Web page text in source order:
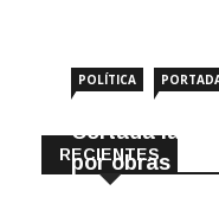
RECIENTES
POLÍTICA
Cortada la
por obras